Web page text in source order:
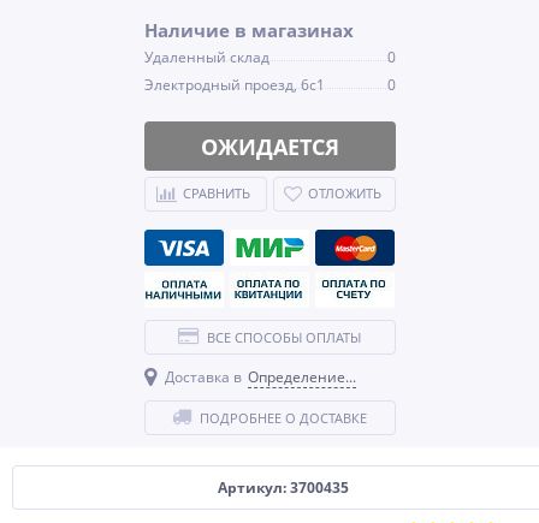
Артикул: 3700435
Наличие в магазинах
Удаленный склад
0
Электродный проезд, 6с1
0
ОЖИДАЕТСЯ
СРАВНИТЬ ОТЛОЖИТЬ
ВСЕ СПОСОБЫ ОПЛАТЫ
Доставка в Определение...
ПОДРОБНЕЕ О ДОСТАВКЕ